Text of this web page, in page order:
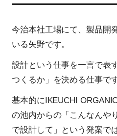
今治本社工場にて、製品開
いる矢野です。
設計という仕事を一言で表
つくるか」を決める仕事です
基本的にIKEUCHI
の池内からの「こんなんや
で設計して」という発案で